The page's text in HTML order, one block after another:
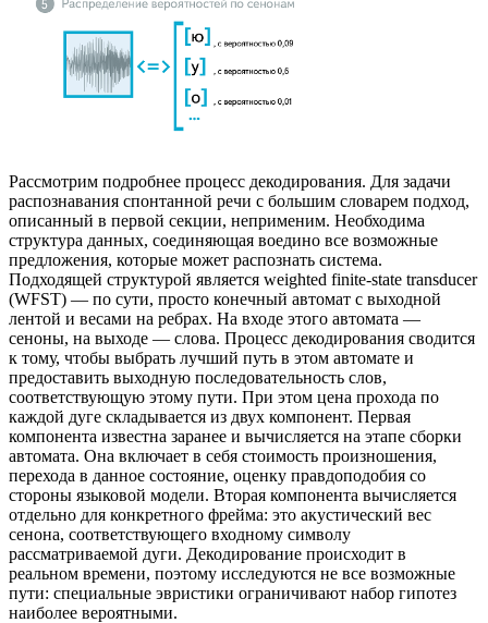
Рассмотрим подробнее процесс декодирования. Для задачи
распознавания спонтанной речи с большим словарем подход,
описанный в первой секции, неприменим. Необходима
структура данных, соединяющая воедино все возможные
предложения, которые может распознать система.
Подходящей структурой является weighted finite-state transducer
(WFST) — по сути, просто конечный автомат с выходной
лентой и весами на ребрах. На входе этого автомата —
сеноны, на выходе — слова. Процесс декодирования сводится
к тому, чтобы выбрать лучший путь в этом автомате и
предоставить выходную последовательность слов,
соответствующую этому пути. При этом цена прохода по
каждой дуге складывается из двух компонент. Первая
компонента известна заранее и вычисляется на этапе сборки
автомата. Она включает в себя стоимость произношения,
перехода в данное состояние, оценку правдоподобия со
стороны языковой модели. Вторая компонента вычисляется
отдельно для конкретного фрейма: это акустический вес
сенона, соответствующего входному символу
рассматриваемой дуги. Декодирование происходит в
реальном времени, поэтому исследуются не все возможные
пути: специальные эвристики ограничивают набор гипотез
наиболее вероятными.